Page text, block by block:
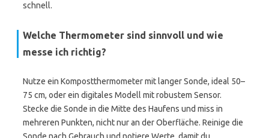
schnell.
Welche Thermometer sind sinnvoll und wie
messe ich richtig?
Nutze ein Kompostthermometer mit langer Sonde, ideal 50–
75 cm, oder ein digitales Modell mit robustem Sensor.
Stecke die Sonde in die Mitte des Haufens und miss in
mehreren Punkten, nicht nur an der Oberfläche. Reinige die